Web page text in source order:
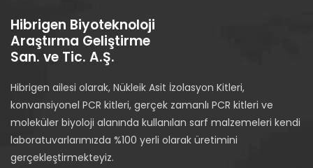
Hibrigen Biyoteknoloji
Araştırma Geliştirme
San. ve Tic. A.Ş.
Hibrigen ailesi olarak, Nükleik Asit İzolasyon Kitleri,
konvansiyonel PCR kitleri, gerçek zamanlı PCR kitleri ve
moleküler biyoloji alanında kullanılan sarf malzemeleri kendi
laboratuvarlarımızda %100 yerli olarak üretimini
gerçekleştirmekteyiz.